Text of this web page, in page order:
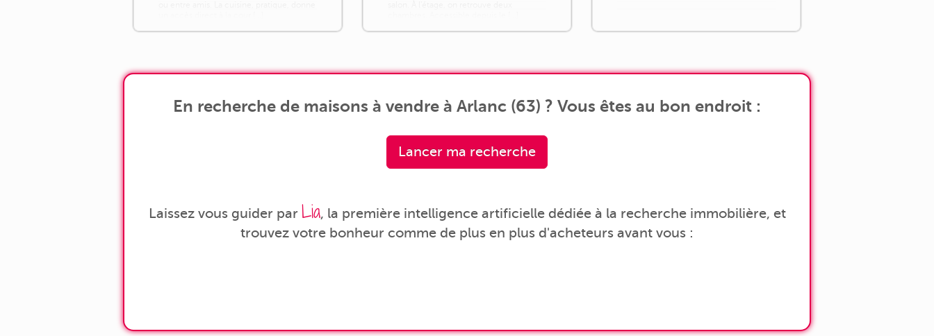
En recherche de maisons à vendre à Arlanc (63) ? Vous êtes au bon endroit :
Lancer ma recherche
Laissez vous guider par Lia, la première intelligence artificielle dédiée à la recherche immobilière, et
trouvez votre bonheur comme de plus en plus d'acheteurs avant vous :